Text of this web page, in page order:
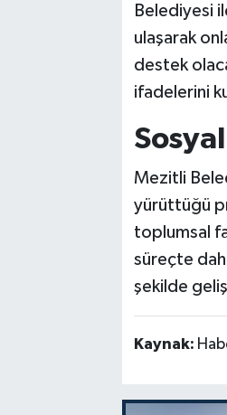
Belediyesi
ulaşarak
destek
ifadelerini
Mezitli
yürüttüğü
toplumsal
süreçte
şekilde
Kaynak: